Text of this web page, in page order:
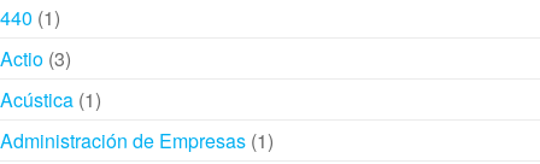
440 11
producto
Actio 33
productos
Acústica 11
producto
Administración de Empresas 11